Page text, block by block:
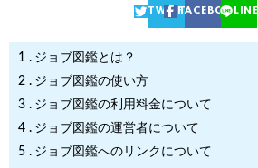
TWITTERFACEBOOKLINE
ジョブ図鑑とは？
ジョブ図鑑の使い方
ジョブ図鑑の利用料金について
ジョブ図鑑の運営者について
ジョブ図鑑へのリンクについて